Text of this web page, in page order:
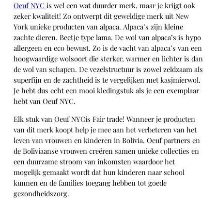
Oeuf NYC is wel een wat duurder merk, maar je krijgt ook
zeker kwaliteit! Zo ontwerpt dit geweldige merk uit New
York unieke producten van alpaca. Alpaca’s zijn kleine
zachte dieren. Beetje type lama. De wol van alpaca’s is hypo
allergeen en eco bewust. Zo is de vacht van alpaca’s van een
hoogwaardige wolsoort die sterker, warmer en lichter is dan
de wol van schapen. De vezelstructuur is zowel zeldzaam als
superfijn en de zachtheid is te vergelijken met kasjmierwol.
Je hebt dus echt een mooi kledingstuk als je een exemplaar
hebt van Oeuf NYC.
Elk stuk van Oeuf NYCis Fair trade! Wanneer je producten
van dit merk koopt help je mee aan het verbeteren van het
leven van vrouwen en kinderen in Bolivia. Oeuf partners en
de Boliviaanse vrouwen creëren samen unieke collecties en
een duurzame stroom van inkomsten waardoor het
mogelijk gemaakt wordt dat hun kinderen naar school
kunnen en de families toegang hebben tot goede
gezondheidszorg.